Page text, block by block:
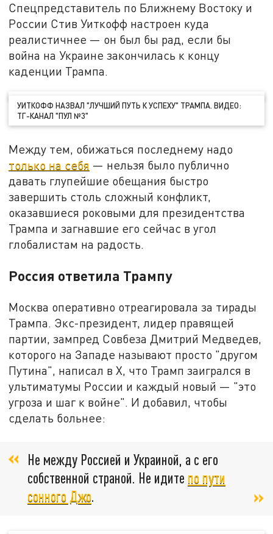
Спецпредставитель по Ближнему Востоку и
России Стив Уиткофф настроен куда
реалистичнее — он был бы рад, если бы
война на Украине закончилась к концу
каденции Трампа.
УИТКОФФ НАЗВАЛ "ЛУЧШИЙ ПУТЬ К УСПЕХУ" ТРАМПА. ВИДЕО:
ТГ-КАНАЛ "ПУЛ №3"
Между тем, обижаться последнему надо
только на себя — нельзя было публично
давать глупейшие обещания быстро
завершить столь сложный конфликт,
оказавшиеся роковыми для президентства
Трампа и загнавшие его сейчас в угол
глобалистам на радость.
Россия ответила Трампу
Москва оперативно отреагировала за тирады
Трампа. Экс-президент, лидер правящей
партии, зампред Совбеза Дмитрий Медведев,
которого на Западе называют просто "другом
Путина", написал в Х, что Трамп заигрался в
ультиматумы России и каждый новый — "это
угроза и шаг к войне". И добавил, чтобы
сделать больнее:
Не между Россией и Украиной, а с его
собственной страной. Не идите по пути
сонного Джо.